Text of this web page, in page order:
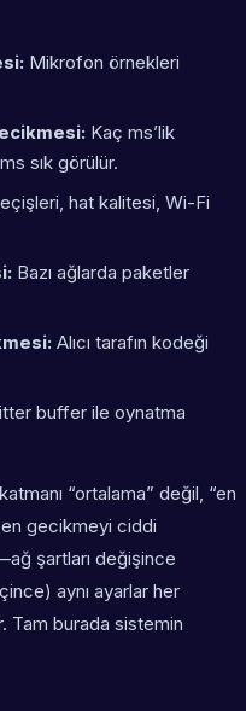
Mikrofon örnekleri
Kaç ms’lik
sık görülür.
hat kalitesi, Wi-Fi
Bazı ağlarda paketler
Alıcı tarafın kodeği
buffer ile oynatma
“ortalama” değil, “en
gecikmeyi ciddi
şartları değişince
aynı ayarlar her
Tam burada sistemin